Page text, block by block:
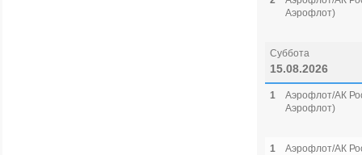
Аэрофлот)
Суббота
15.08.2026
1
Аэрофлот/АК
Аэрофлот)
1
Аэрофлот/АК